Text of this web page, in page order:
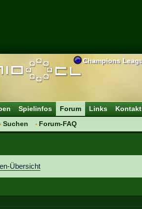
Champions
Spielinfos
Forum
Suchen Forum-FAQ
Links Kontakt
Übersicht